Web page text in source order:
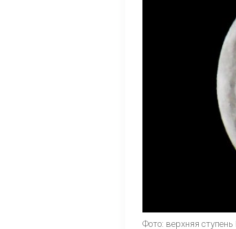
Фото: верхняя